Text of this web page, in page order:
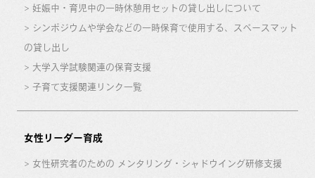
妊娠中・育児中の一時休憩用セットの貸し出しについて
シンポジウムや学会などの一時保育で使用する、スペースマット
の貸し出し
大学入学試験関連の保育支援
子育て支援関連リンク一覧
女性リーダー育成
女性研究者のための メンタリング・シャドウイング研修支援